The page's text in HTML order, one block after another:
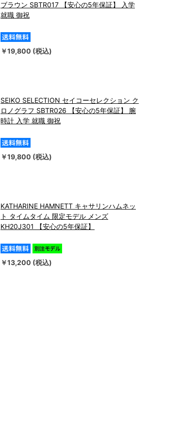
ブラウン SBTR017 【安心の5年保証】 入学
就職 御祝
￥19,800 (税込)
SEIKO SELECTION セイコーセレクション ク
ロノグラフ SBTR026 【安心の5年保証】 腕
時計 入学 就職 御祝
￥19,800 (税込)
KATHARINE HAMNETT キャサリンハムネッ
ト タイムタイム 限定モデル メンズ
KH20J301 【安心の5年保証】
￥13,200 (税込)